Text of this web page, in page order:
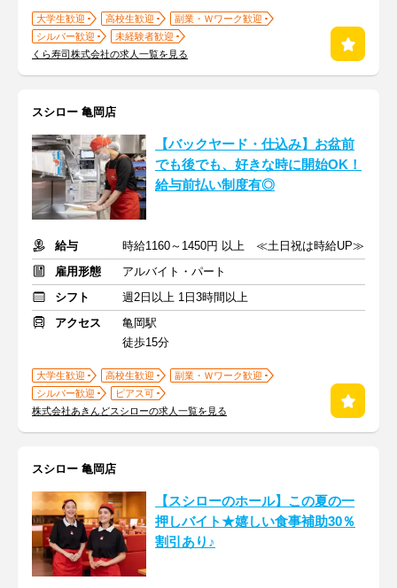
大学生歓迎 高校生歓迎
副業・Ｗワーク歓迎
シルバー歓迎
未経験者歓迎
くら寿司株式会社の求人一覧を見る
スシロー 亀岡店
【バックヤード・仕込み】お盆前
でも後でも、好きな時に開始OK！
給与前払い制度有◎
給与
時給1160～1450円 以上 ≪土日祝は時給UP≫
雇用形態
アルバイト・パート
シフト
週2日以上 1日3時間以上
アクセス
亀岡駅
徒歩15分
大学生歓迎 高校生歓迎
副業・Ｗワーク歓迎
シルバー歓迎
ピアス可
株式会社あきんどスシローの求人一覧を見る
スシロー 亀岡店
【スシローのホール】この夏の一
押しバイト★嬉しい食事補助30％
割引あり♪